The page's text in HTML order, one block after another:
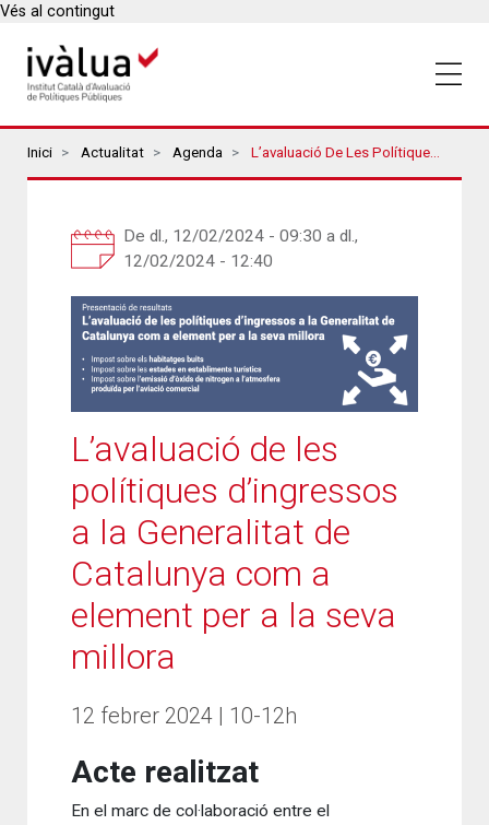
Vés al contingut
Breadcrumbs
Inici Actualitat Agenda L’avaluació De Les Polítiques D’ingressos A La Generalitat De Catalunya Com A Element Per A La Seva Millora
De dl., 12/02/2024 - 09:30 a dl.,
12/02/2024 - 12:40
L’avaluació de les
polítiques d’ingressos
a la Generalitat de
Catalunya com a
element per a la seva
millora
12 febrer 2024 | 10-12h
Acte realitzat
En el marc de col·laboració entre el